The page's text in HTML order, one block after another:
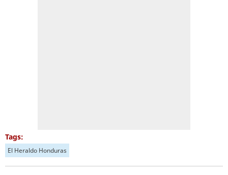
Tags:
El Heraldo Honduras